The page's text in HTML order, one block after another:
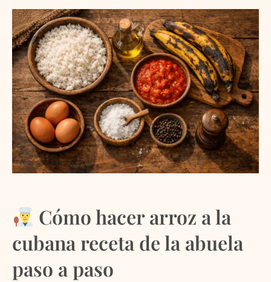
Cómo hacer arroz a la
cubana receta de la abuela
paso a paso